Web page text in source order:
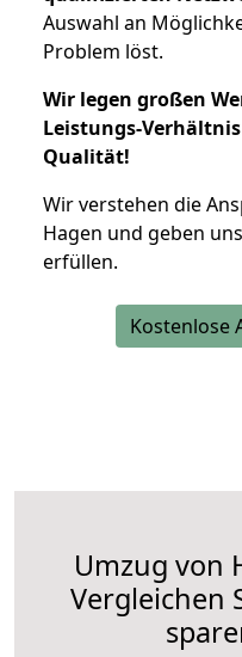
Auswahl an
Problem löst.
Wir legen großen
Leistungs-
Qualität!
Wir verstehen die
Hagen und geben
erfüllen.
Kostenlose
Umzug von
Vergleichen